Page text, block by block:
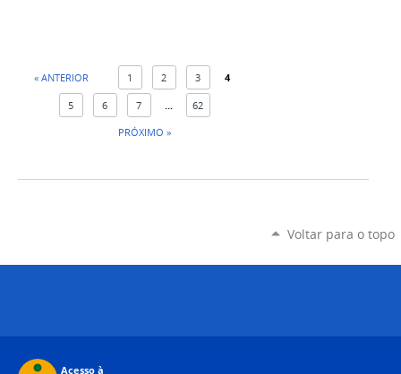
« ANTERIOR 1 2 3 4
5 6 7 ...
62
PRÓXIMO »
Voltar para o topo